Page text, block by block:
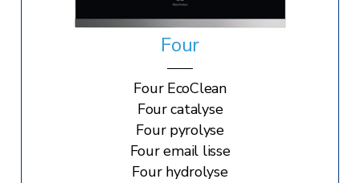
Four
Four EcoClean
Four catalyse
Four pyrolyse
Four email lisse
Four hydrolyse